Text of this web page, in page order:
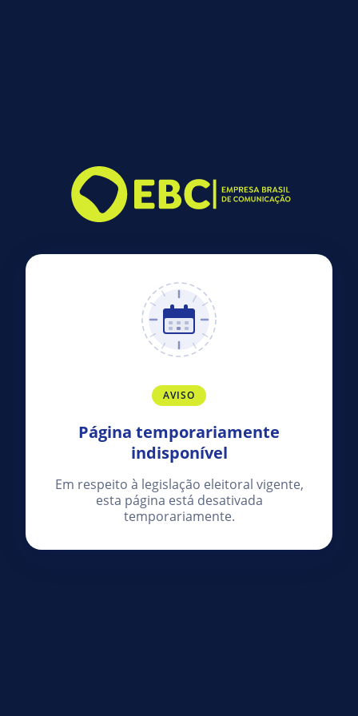
AVISO
Página temporariamente
indisponível
Em respeito à legislação eleitoral vigente,
esta página está desativada
temporariamente.